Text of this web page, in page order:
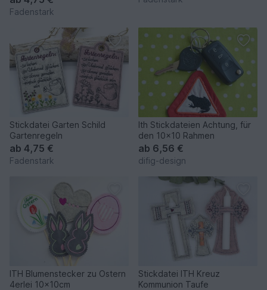
Fadenstark
Stickdatei Garten Schild
Gartenregeln
ab 4,75 €
Fadenstark
Ith Stickdateien Achtung, für
den 10x10 Rahmen
ab 6,56 €
difig-design
ITH Blumenstecker zu Ostern
4erlei 10x10cm
Stickdatei ITH Kreuz
Kommunion Taufe